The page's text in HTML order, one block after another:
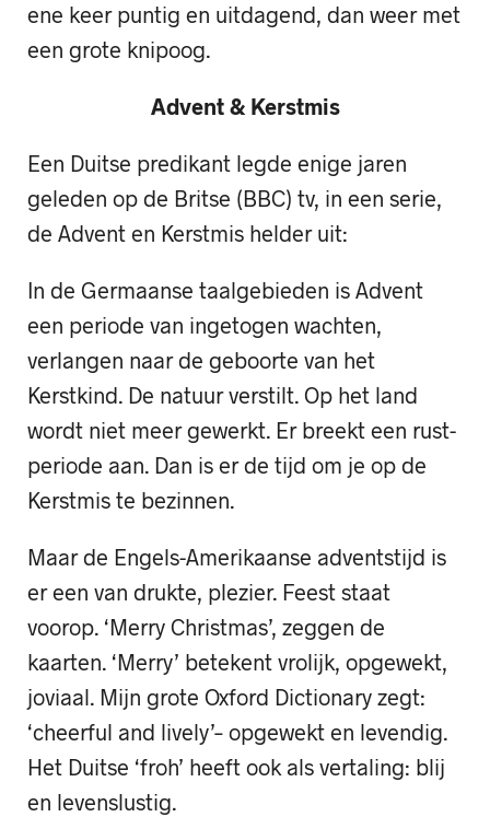
ene keer puntig en uitdagend, dan weer met
een grote knipoog.
Advent & Kerstmis
Een Duitse predikant legde enige jaren
geleden op de Britse (BBC) tv, in een serie,
de Advent en Kerstmis helder uit:
In de Germaanse taalgebieden is Advent
een periode van ingetogen wachten,
verlangen naar de geboorte van het
Kerstkind. De natuur verstilt. Op het land
wordt niet meer gewerkt. Er breekt een rust-
periode aan. Dan is er de tijd om je op de
Kerstmis te bezinnen.
Maar de Engels-Amerikaanse adventstijd is
er een van drukte, plezier. Feest staat
voorop. ‘Merry Christmas’, zeggen de
kaarten. ‘Merry’ betekent vrolijk, opgewekt,
joviaal. Mijn grote Oxford Dictionary zegt:
‘cheerful and lively’– opgewekt en levendig.
Het Duitse ‘froh’ heeft ook als vertaling: blij
en levenslustig.